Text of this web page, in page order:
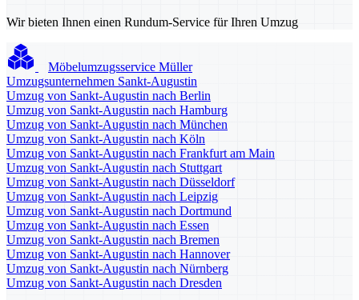
Wir bieten Ihnen einen Rundum-Service für Ihren Umzug
Möbelumzugsservice Müller
Umzugsunternehmen Sankt-Augustin
Umzug von Sankt-Augustin nach Berlin
Umzug von Sankt-Augustin nach Hamburg
Umzug von Sankt-Augustin nach München
Umzug von Sankt-Augustin nach Köln
Umzug von Sankt-Augustin nach Frankfurt am Main
Umzug von Sankt-Augustin nach Stuttgart
Umzug von Sankt-Augustin nach Düsseldorf
Umzug von Sankt-Augustin nach Leipzig
Umzug von Sankt-Augustin nach Dortmund
Umzug von Sankt-Augustin nach Essen
Umzug von Sankt-Augustin nach Bremen
Umzug von Sankt-Augustin nach Hannover
Umzug von Sankt-Augustin nach Nürnberg
Umzug von Sankt-Augustin nach Dresden